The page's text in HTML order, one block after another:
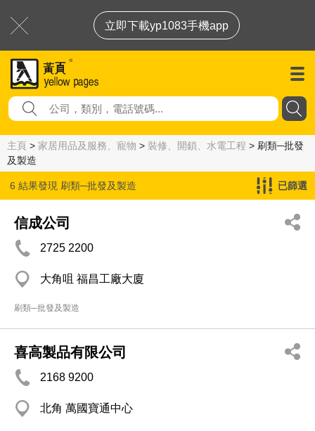
立即下載yp1083手機app
主頁 > 家居用品及服務、寵物 > 裝修、開鎖、水電工程 > 刷類─批發
及製造
6 結果發現 刷類─批發及製造 已篩選
信成公司
2725 2200
大角咀 福昌工廠大廈
刷類─批發及製造
喜高製品有限公司
2168 9200
北角 萬國寶通中心